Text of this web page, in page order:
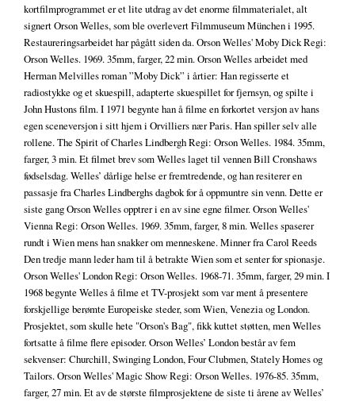
kortfilmprogrammet er et lite utdrag av det enorme filmmaterialet, alt
signert Orson Welles, som ble overlevert Filmmuseum München i 1995.
Restaureringsarbeidet har pågått siden da. Orson Welles' Moby Dick Regi:
Orson Welles. 1969. 35mm, farger, 22 min. Orson Welles arbeidet med
Herman Melvilles roman ”Moby Dick” i årtier: Han regisserte et
radiostykke og et skuespill, adapterte skuespillet for fjernsyn, og spilte i
John Hustons film. I 1971 begynte han å filme en forkortet versjon av hans
egen sceneversjon i sitt hjem i Orvilliers nær Paris. Han spiller selv alle
rollene. The Spirit of Charles Lindbergh Regi: Orson Welles. 1984. 35mm,
farger, 3 min. Et filmet brev som Welles laget til vennen Bill Cronshaws
fødselsdag. Welles’ dårlige helse er fremtredende, og han resiterer en
passasje fra Charles Lindberghs dagbok for å oppmuntre sin venn. Dette er
siste gang Orson Welles opptrer i en av sine egne filmer. Orson Welles'
Vienna Regi: Orson Welles. 1969. 35mm, farger, 8 min. Welles spaserer
rundt i Wien mens han snakker om menneskene. Minner fra Carol Reeds
Den tredje mann leder ham til å betrakte Wien som et senter for spionasje.
Orson Welles' London Regi: Orson Welles. 1968-71. 35mm, farger, 29 min. I
1968 begynte Welles å filme et TV-prosjekt som var ment å presentere
forskjellige berømte Europeiske steder, som Wien, Venezia og London.
Prosjektet, som skulle hete "Orson's Bag", fikk kuttet støtten, men Welles
fortsatte å filme flere episoder. Orson Welles’ London består av fem
sekvenser: Churchill, Swinging London, Four Clubmen, Stately Homes og
Tailors. Orson Welles' Magic Show Regi: Orson Welles. 1976-85. 35mm,
farger, 27 min. Et av de største filmprosjektene de siste ti årene av Welles’